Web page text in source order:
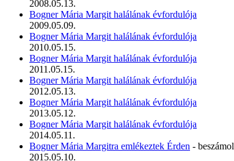
2008.05.13.
Bogner Mária Margit halálának évfordulója
2009.05.09.
Bogner Mária Margit halálának évfordulója
2010.05.15.
Bogner Mária Margit halálának évfordulója
2011.05.15.
Bogner Mária Margit halálának évfordulója
2012.05.13.
Bogner Mária Margit halálának évfordulója
2013.05.12.
Bogner Mária Margit halálának évfordulója
2014.05.11.
Bogner Mária Margitra emlékeztek Érden -
2015.05.10.